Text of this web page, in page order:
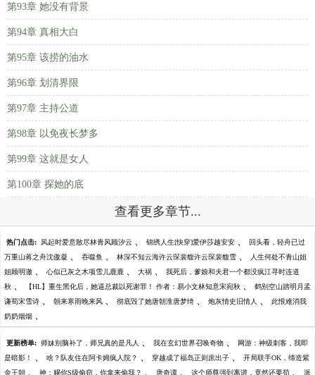
第93章 她没有背景
第94章 真相大白
第95章 该捞的油水
第96章 划清界限
第97章 主持公道
第98章 以免夜长梦多
第99章 这就是女人
第100章 探她的底
查看更多章节...
热门点击: 风起时爱意散尽林青风顾汐云 、 锦绣人生[快穿]爱伊莎越安安 、 回头看，轻舟已过
万重山蒋之舟沈傲凝 、 吞噬鱼 、 林深不知云海许云琛裴馥许云琛裴馥雪 、 人生何处不青山姐
姐顾明澈 、 心似已灰之木项雪儿鹿鹿 、 大祸 、 我死后，爹娘和夫君一个都没疯江寻时连道
秋 、 【HL】重生黑化后，她逼总裁以死谢罪！ 作者：易小文林知意宋宛秋 、 鹤别空山踏明月孟
谦荀宋雪诗 、 朝来寒雨晚来风 、 彻底毁了她唐朝淮唐梦绮 、 炮灰情史旧情人 、 此恨难消我
奶奶烟烟 、
更新榜单: 师妹别脑补了，师兄真的是凡人 、 我在玄幻世界召唤奇物 、 网游：神级刺客，我即
是暗影！ 、 啥？队友住在阿卡姆疯人院？ 、 穿越成了福岛正则庶出子 、 开局联手OK，缔造紫
金王朝 、 神：赐你S级偷窃，你拿来偷我？ 、 唐奇谭 、 这个师尊强到离谱，竟然还要苟 、 派